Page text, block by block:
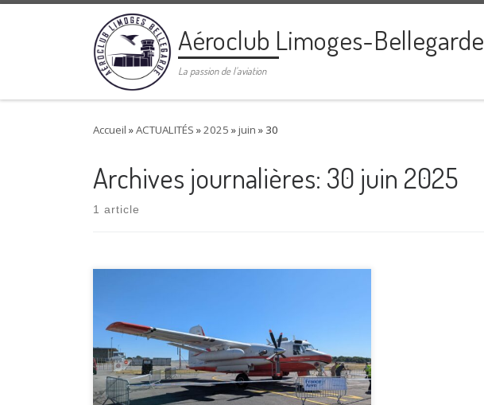
Passer au contenu Aéroclub Limoges-Bellegarde
La passion de l'aviation
Accueil »ACTUALITÉS »2025 »juin » 30
Archives journalières: 30 juin 2025
1 article
la route pour venir découvrir notre passion pour
l’aviation lors de cette journée portes ouvertes.
Merci aux bénévoles qui ont donné de leur énergie
et de leur bonne humeur pour faire de cette
journée une réussite. Merci à nos […]